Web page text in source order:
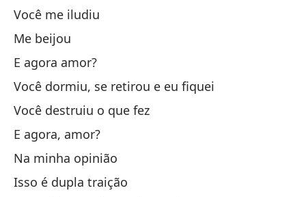
Você me iludiu
Me beijou
E agora amor?
Você dormiu, se retirou e eu fiquei
Você destruiu o que fez
E agora, amor?
Na minha opinião
Isso é dupla traição